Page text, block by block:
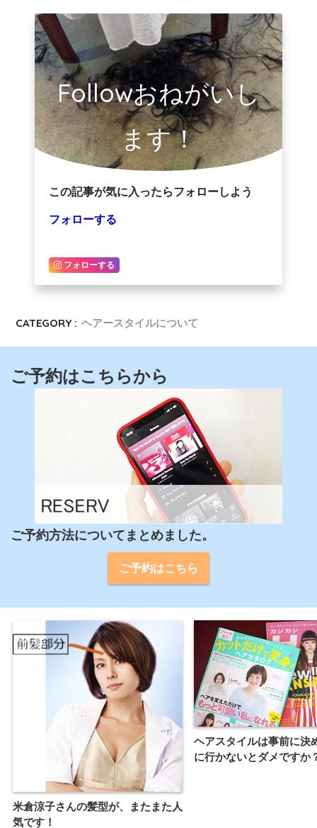
Followおねがいし
ます！
この記事が気に入ったらフォローしよう
フォローする
フォローする
CATEGORY : ヘアースタイルについて
ご予約はこちらから
ご予約方法についてまとめました。
ご予約はこちら
米倉涼子さんの髪型が、またまた人
気です！
ヘアスタイルは事前に決
に行かないとダメですか